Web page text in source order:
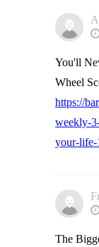
You'll
Wheel
https://
weekly-
your-life-
The